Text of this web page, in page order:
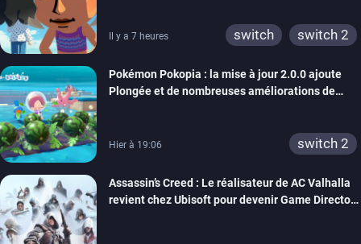
Il y a 7 heures switch switch 2
Pokémon Pokopia : la mise à jour 2.0.0 ajoute
Plongée et de nombreuses améliorations de
Hier à 19:06 switch 2
Assassin’s Creed : Le réalisateur de AC Valhalla
revient chez Ubisoft pour devenir Game Director